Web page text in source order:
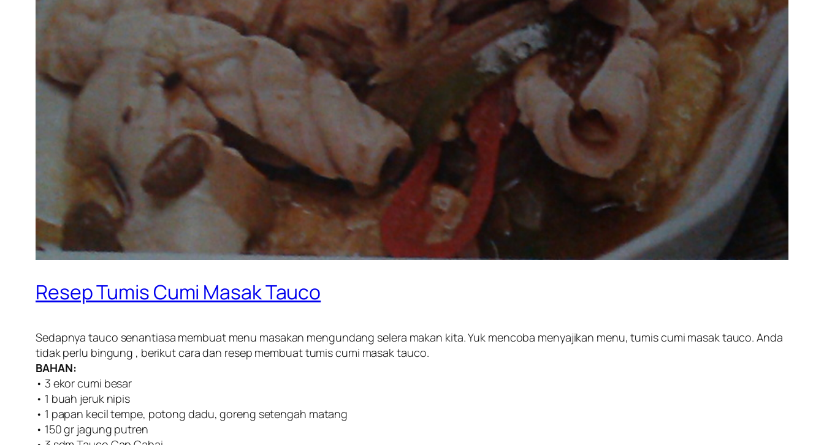
Resep Tumis Cumi Masak Tauco
Sedapnya tauco senantiasa membuat menu masakan mengundang selera makan kita. Yuk mencoba menyajikan menu, tumis cumi masak tauco. Anda
tidak perlu bingung , berikut cara dan resep membuat tumis cumi masak tauco.
BAHAN:
• 3 ekor cumi besar
• 1 buah jeruk nipis
• 1 papan kecil tempe, potong dadu, goreng setengah matang
• 150 gr jagung putren